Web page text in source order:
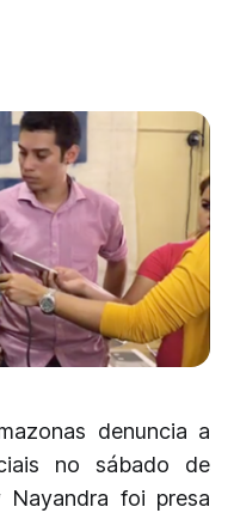
denuncia a
no sábado de
Nayandra foi presa